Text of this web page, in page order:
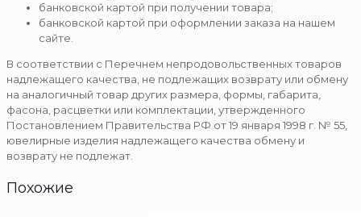
банковской картой при получении товара;
банковской картой при оформлении заказа на нашем
сайте.
В соответствии с Перечнем непродовольственных товаров
надлежащего качества, не подлежащих возврату или обмену
на аналогичный товар других размера, формы, габарита,
фасона, расцветки или комплектации, утвержденного
Постановлением Правительства РФ от 19 января 1998 г. № 55,
ювелирные изделия надлежащего качества обмену и
возврату не подлежат.
Похожие